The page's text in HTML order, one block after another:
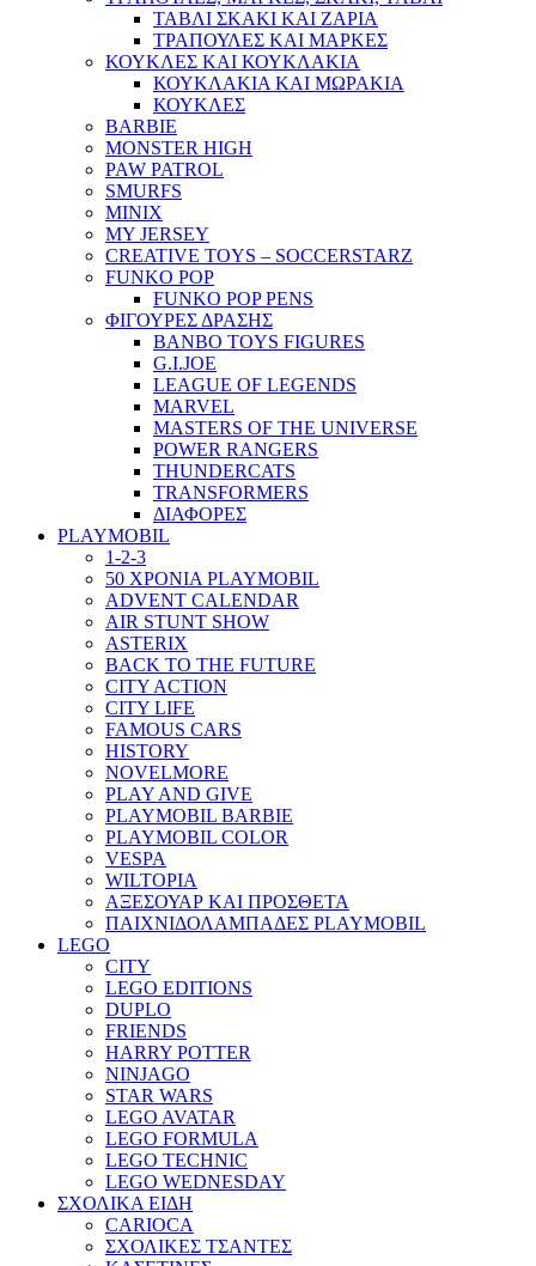
ΤΑΒΛΙ ΣΚΑΚΙ ΚΑΙ ΖΑΡΙΑ
ΤΡΑΠΟΥΛΕΣ ΚΑΙ ΜΑΡΚΕΣ
ΚΟΥΚΛΕΣ ΚΑΙ ΚΟΥΚΛΑΚΙΑ
ΚΟΥΚΛΑΚΙΑ ΚΑΙ ΜΩΡΑΚΙΑ
ΚΟΥΚΛΕΣ
BARBIE
MONSTER HIGH
PAW PATROL
SMURFS
MINIX
MY JERSEY
CREATIVE TOYS – SOCCERSTARZ
FUNKO POP
FUNKO POP PENS
ΦΙΓΟΥΡΕΣ ΔΡΑΣΗΣ
BANBO TOYS FIGURES
G.I.JOE
LEAGUE OF LEGENDS
MARVEL
MASTERS OF THE UNIVERSE
POWER RANGERS
THUNDERCATS
TRANSFORMERS
ΔΙΑΦΟΡΕΣ
PLAYMOBIL
1-2-3
50 ΧΡΟΝΙΑ PLAYMOBIL
ADVENT CALENDAR
AIR STUNT SHOW
ASTERIX
BACK TO THE FUTURE
CITY ACTION
CITY LIFE
FAMOUS CARS
HISTORY
NOVELMORE
PLAY AND GIVE
PLAYMOBIL BARBIE
PLAYMOBIL COLOR
VESPA
WILTOPIA
ΑΞΕΣΟΥΑΡ ΚΑΙ ΠΡΟΣΘΕΤΑ
ΠΑΙΧΝΙΔΟΛΑΜΠΑΔΕΣ PLAYMOBIL
LEGO
CITY
LEGO EDITIONS
DUPLO
FRIENDS
HARRY POTTER
NINJAGO
STAR WARS
LEGO AVATAR
LEGO FORMULA
LEGO TECHNIC
LEGO WEDNESDAY
ΣΧΟΛΙΚΑ ΕΙΔΗ
CARIOCA
ΣΧΟΛΙΚΕΣ ΤΣΑΝΤΕΣ